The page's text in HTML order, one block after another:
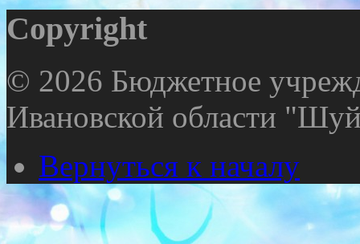
Copyright
© 2026 Бюджетное
Ивановской области
Вернуться к началу